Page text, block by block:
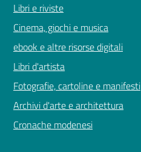
Libri e riviste
Cinema, giochi e musica
ebook e altre risorse digitali
Libri d'artista
Fotografie, cartoline e manifesti
Archivi d'arte e architettura
Cronache modenesi